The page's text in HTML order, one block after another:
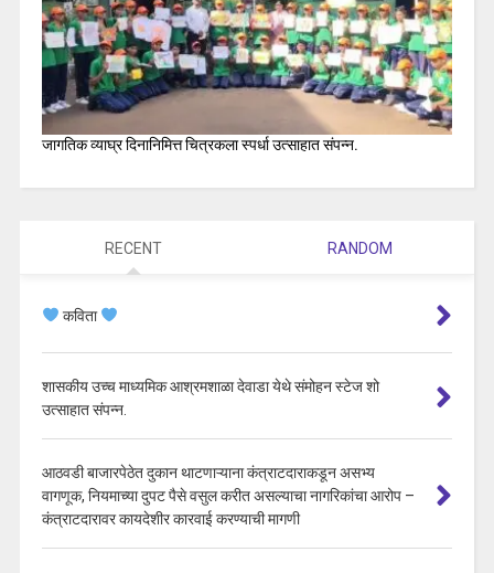
जागतिक व्याघ्र दिनानिमित्त चित्रकला स्पर्धा उत्साहात संपन्न.
RECENT RANDOM
कविता
शासकीय उच्च माध्यमिक आश्रमशाळा देवाडा येथे संमोहन स्टेज शो
उत्साहात संपन्न.
आठवडी बाजारपेठेत दुकान थाटणाऱ्याना कंत्राटदाराकडून असभ्य
वागणूक, नियमाच्या दुपट पैसे वसुल करीत असल्याचा नागरिकांचा आरोप –
कंत्राटदारावर कायदेशीर कारवाई करण्याची मागणी